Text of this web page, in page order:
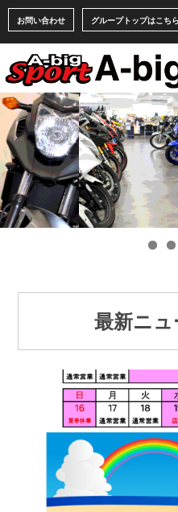
お問い合わせ グループトップはこちら
最新ニュ